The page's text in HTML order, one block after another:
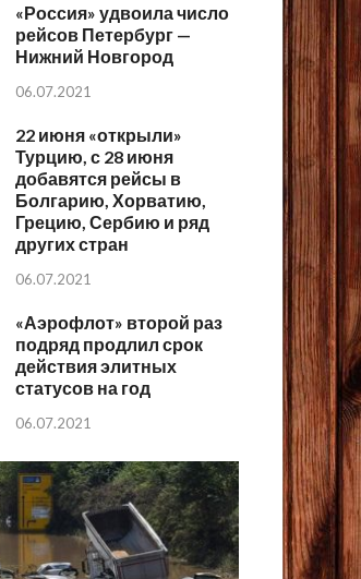
«Россия» удвоила число
рейсов Петербург —
Нижний Новгород
06.07.2021
22 июня «открыли»
Турцию, с 28 июня
добавятся рейсы в
Болгарию, Хорватию,
Грецию, Сербию и ряд
других стран
06.07.2021
«Аэрофлот» второй раз
подряд продлил срок
действия элитных
статусов на год
06.07.2021